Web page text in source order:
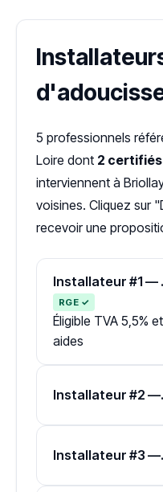
5 professionnels
Loire dont 2 certifiés
interviennent à
voisines. Cliquez sur
recevoir une
RGE ✓
Éligible TVA 5,5% et
aides